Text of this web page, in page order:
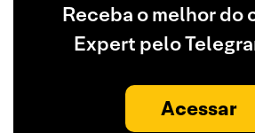
Receba o melhor do
Expert pelo
Acessar